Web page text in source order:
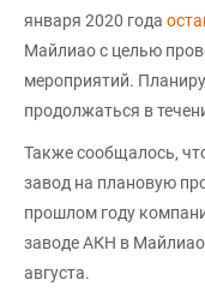
января 2020 года
Майлиао с целью
мероприятий.
продолжаться в
Также сообщалось,
завод на плановую
прошлом году
заводе АКН в Майлиао
августа.